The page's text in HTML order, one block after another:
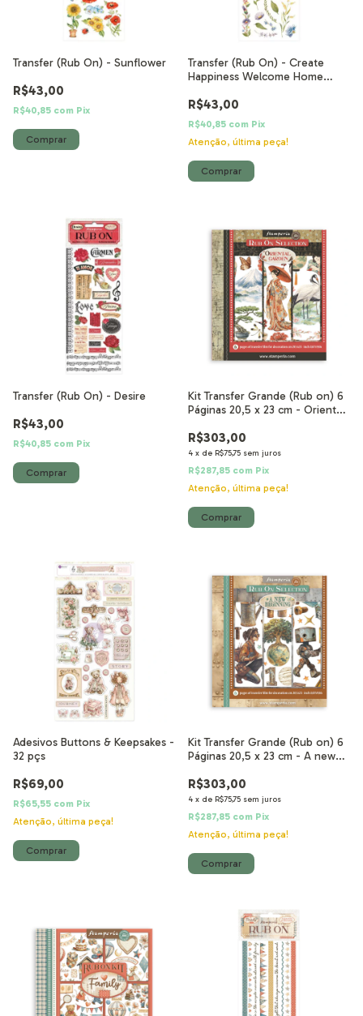
Transfer (Rub On) - Sunflower
R$43,00
R$40,85 com Pix
Transfer (Rub On) - Create
Happiness Welcome Home
R$43,00
R$40,85 com Pix
Atenção, última peça!
Transfer (Rub On) - Desire
R$43,00
R$40,85 com Pix
Kit Transfer Grande (Rub on) 6
Páginas 20,5 x 23 cm - Oriental
R$303,00
4 x de R$75,75 sem juros
R$287,85 com Pix
Atenção, última peça!
Adesivos Buttons & Keepsakes -
32 pçs
R$69,00
R$65,55 com Pix
Atenção, última peça!
Kit Transfer Grande (Rub on) 6
Páginas 20,5 x 23 cm - A new
R$303,00
4 x de R$75,75 sem juros
R$287,85 com Pix
Atenção, última peça!